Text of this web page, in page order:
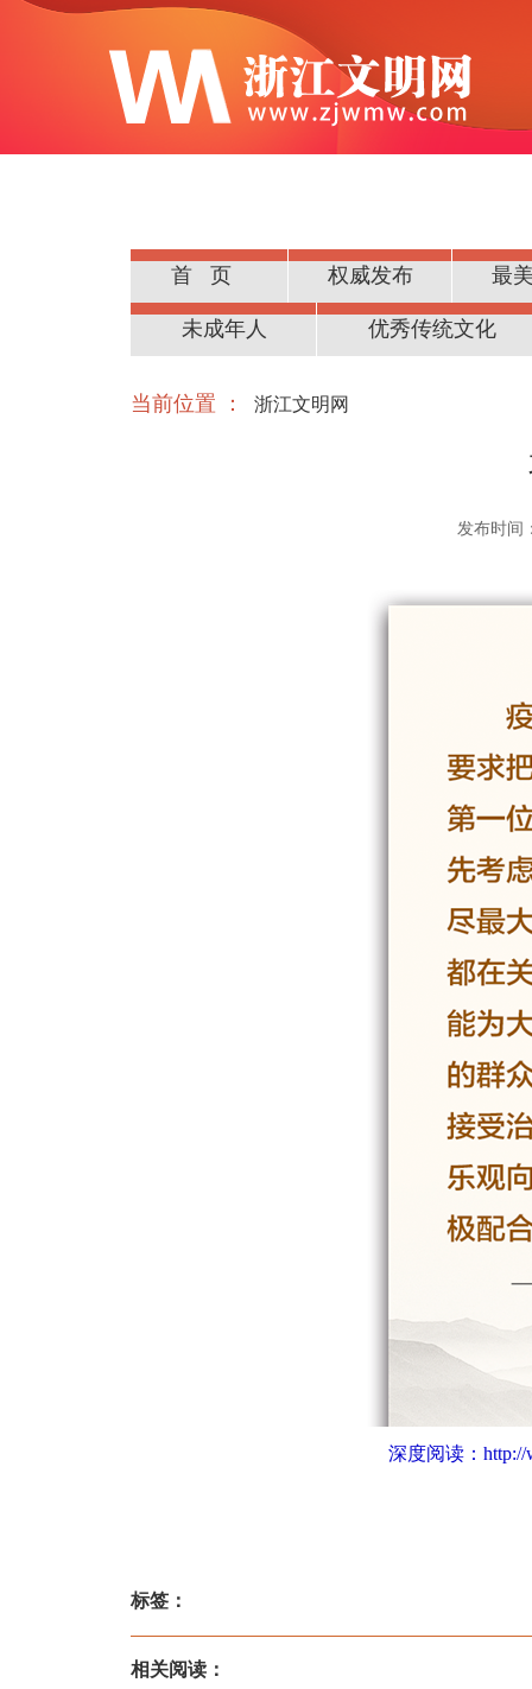
首页 权威发布 最
公民道德
未成年人 优秀传统文化
当前位置 ： 浙江文明网
发布时间
深度阅读： http://
标签：
相关阅读：